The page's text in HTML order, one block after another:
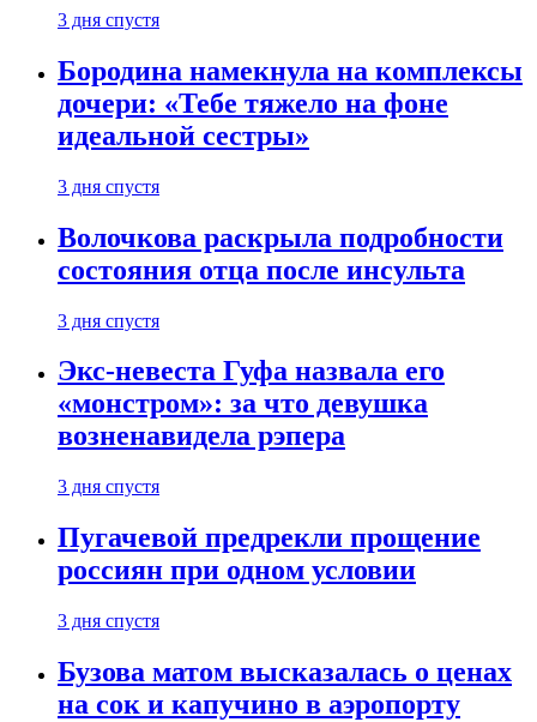
3 дня спустя
Бородина намекнула на комплексы
дочери: «Тебе тяжело на фоне
идеальной сестры»
3 дня спустя
Волочкова раскрыла подробности
состояния отца после инсульта
3 дня спустя
Экс-невеста Гуфа назвала его
«монстром»: за что девушка
возненавидела рэпера
3 дня спустя
Пугачевой предрекли прощение
россиян при одном условии
3 дня спустя
Бузова матом высказалась о ценах
на сок и капучино в аэропорту